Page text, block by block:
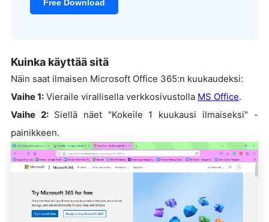
Free Download
Kuinka käyttää sitä
Näin saat ilmaisen Microsoft Office 365:n kuukaudeksi:
Vaihe 1: Vieraile virallisella verkkosivustolla MS Office.
Vaihe 2: Siellä näet "Kokeile 1 kuukausi ilmaiseksi" -
painikkeen.